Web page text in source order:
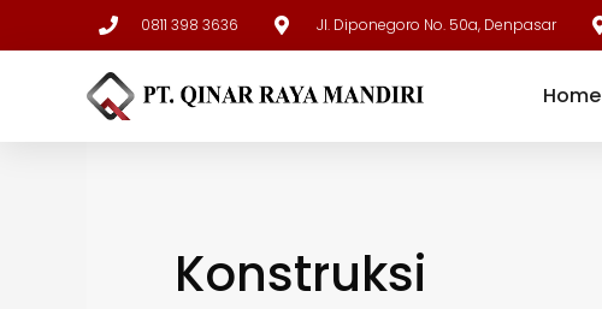
0811 398 3636 Jl. Diponegoro No. 50a, Denpasar
Home
Konstruksi